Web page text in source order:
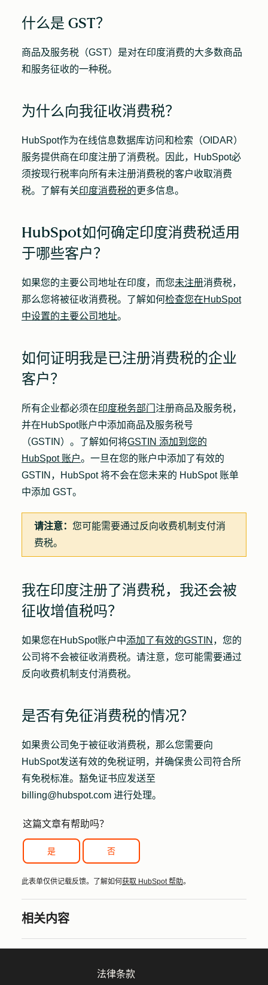
什么是 GST？
商品及服务税（GST）是对在印度消费的大多数商品
和服务征收的一种税。
为什么向我征收消费税？
HubSpot作为在线信息数据库访问和检索（OIDAR）
服务提供商在印度注册了消费税。因此，HubSpot必
须按现行税率向所有未注册消费税的客户收取消费
税。了解有关印度消费税的更多信息。
HubSpot如何确定印度消费税适用
于哪些客户？
如果您的主要公司地址在印度，而您未注册消费税，
那么您将被征收消费税。了解如何检查您在HubSpot
中设置的主要公司地址。
如何证明我是已注册消费税的企业
客户？
所有企业都必须在印度税务部门 注册商品及服务税，
并在HubSpot账户中添加商品及服务税号
（GSTIN）。了解如何将GSTIN 添加到您的
HubSpot 账户。一旦在您的账户中添加了有效的
GSTIN，HubSpot 将不会在您未来的 HubSpot 账单
中添加 GST。
请注意： 您可能需要通过反向收费机制支付消
费税。
我在印度注册了消费税，我还会被
征收增值税吗？
如果您在HubSpot账户中添加了有效的GSTIN ，您的
公司将不会被征收消费税。请注意，您可能需要通过
反向收费机制支付消费税。
是否有免征消费税的情况？
如果贵公司免于被征收消费税，那么您需要向
HubSpot发送有效的免税证明，并确保贵公司符合所
有免税标准。豁免证书应发送至
billing@hubspot.com 进行处理。
这篇文章有帮助吗？
是 否
此表单仅供记载反馈。了解如何 获取 HubSpot 帮助。
相关内容
法律条款